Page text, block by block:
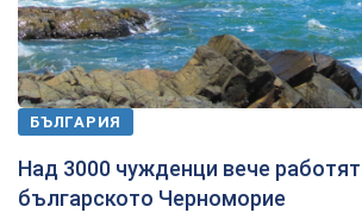
БЪЛГАРИЯ
Над 3000 чужденци вече
българското Черноморие